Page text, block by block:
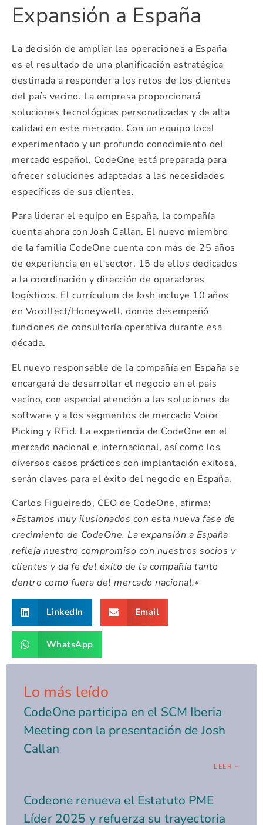
Expansión a España
La decisión de ampliar las operaciones a España
es el resultado de una planificación estratégica
destinada a responder a los retos de los clientes
del país vecino. La empresa proporcionará
soluciones tecnológicas personalizadas y de alta
calidad en este mercado. Con un equipo local
experimentado y un profundo conocimiento del
mercado español, CodeOne está preparada para
ofrecer soluciones adaptadas a las necesidades
específicas de sus clientes.
Para liderar el equipo en España, la compañía
cuenta ahora con Josh Callan. El nuevo miembro
de la familia CodeOne cuenta con más de 25 años
de experiencia en el sector, 15 de ellos dedicados
a la coordinación y dirección de operadores
logísticos. El currículum de Josh incluye 10 años
en Vocollect/Honeywell, donde desempeñó
funciones de consultoría operativa durante esa
década.
El nuevo responsable de la compañía en España se
encargará de desarrollar el negocio en el país
vecino, con especial atención a las soluciones de
software y a los segmentos de mercado Voice
Picking y RFid. La experiencia de CodeOne en el
mercado nacional e internacional, así como los
diversos casos prácticos con implantación exitosa,
serán claves para el éxito del negocio en España.
Carlos Figueiredo, CEO de CodeOne, afirma:
«Estamos muy ilusionados con esta nueva fase de
crecimiento de CodeOne. La expansión a España
refleja nuestro compromiso con nuestros socios y
clientes y da fe del éxito de la compañía tanto
dentro como fuera del mercado nacional.«
LinkedIn Email
WhatsApp
Lo más leído
CodeOne participa en el SCM Iberia
Meeting con la presentación de Josh
Callan
LEER +
Codeone renueva el Estatuto PME
Líder 2025 y refuerza su trayectoria